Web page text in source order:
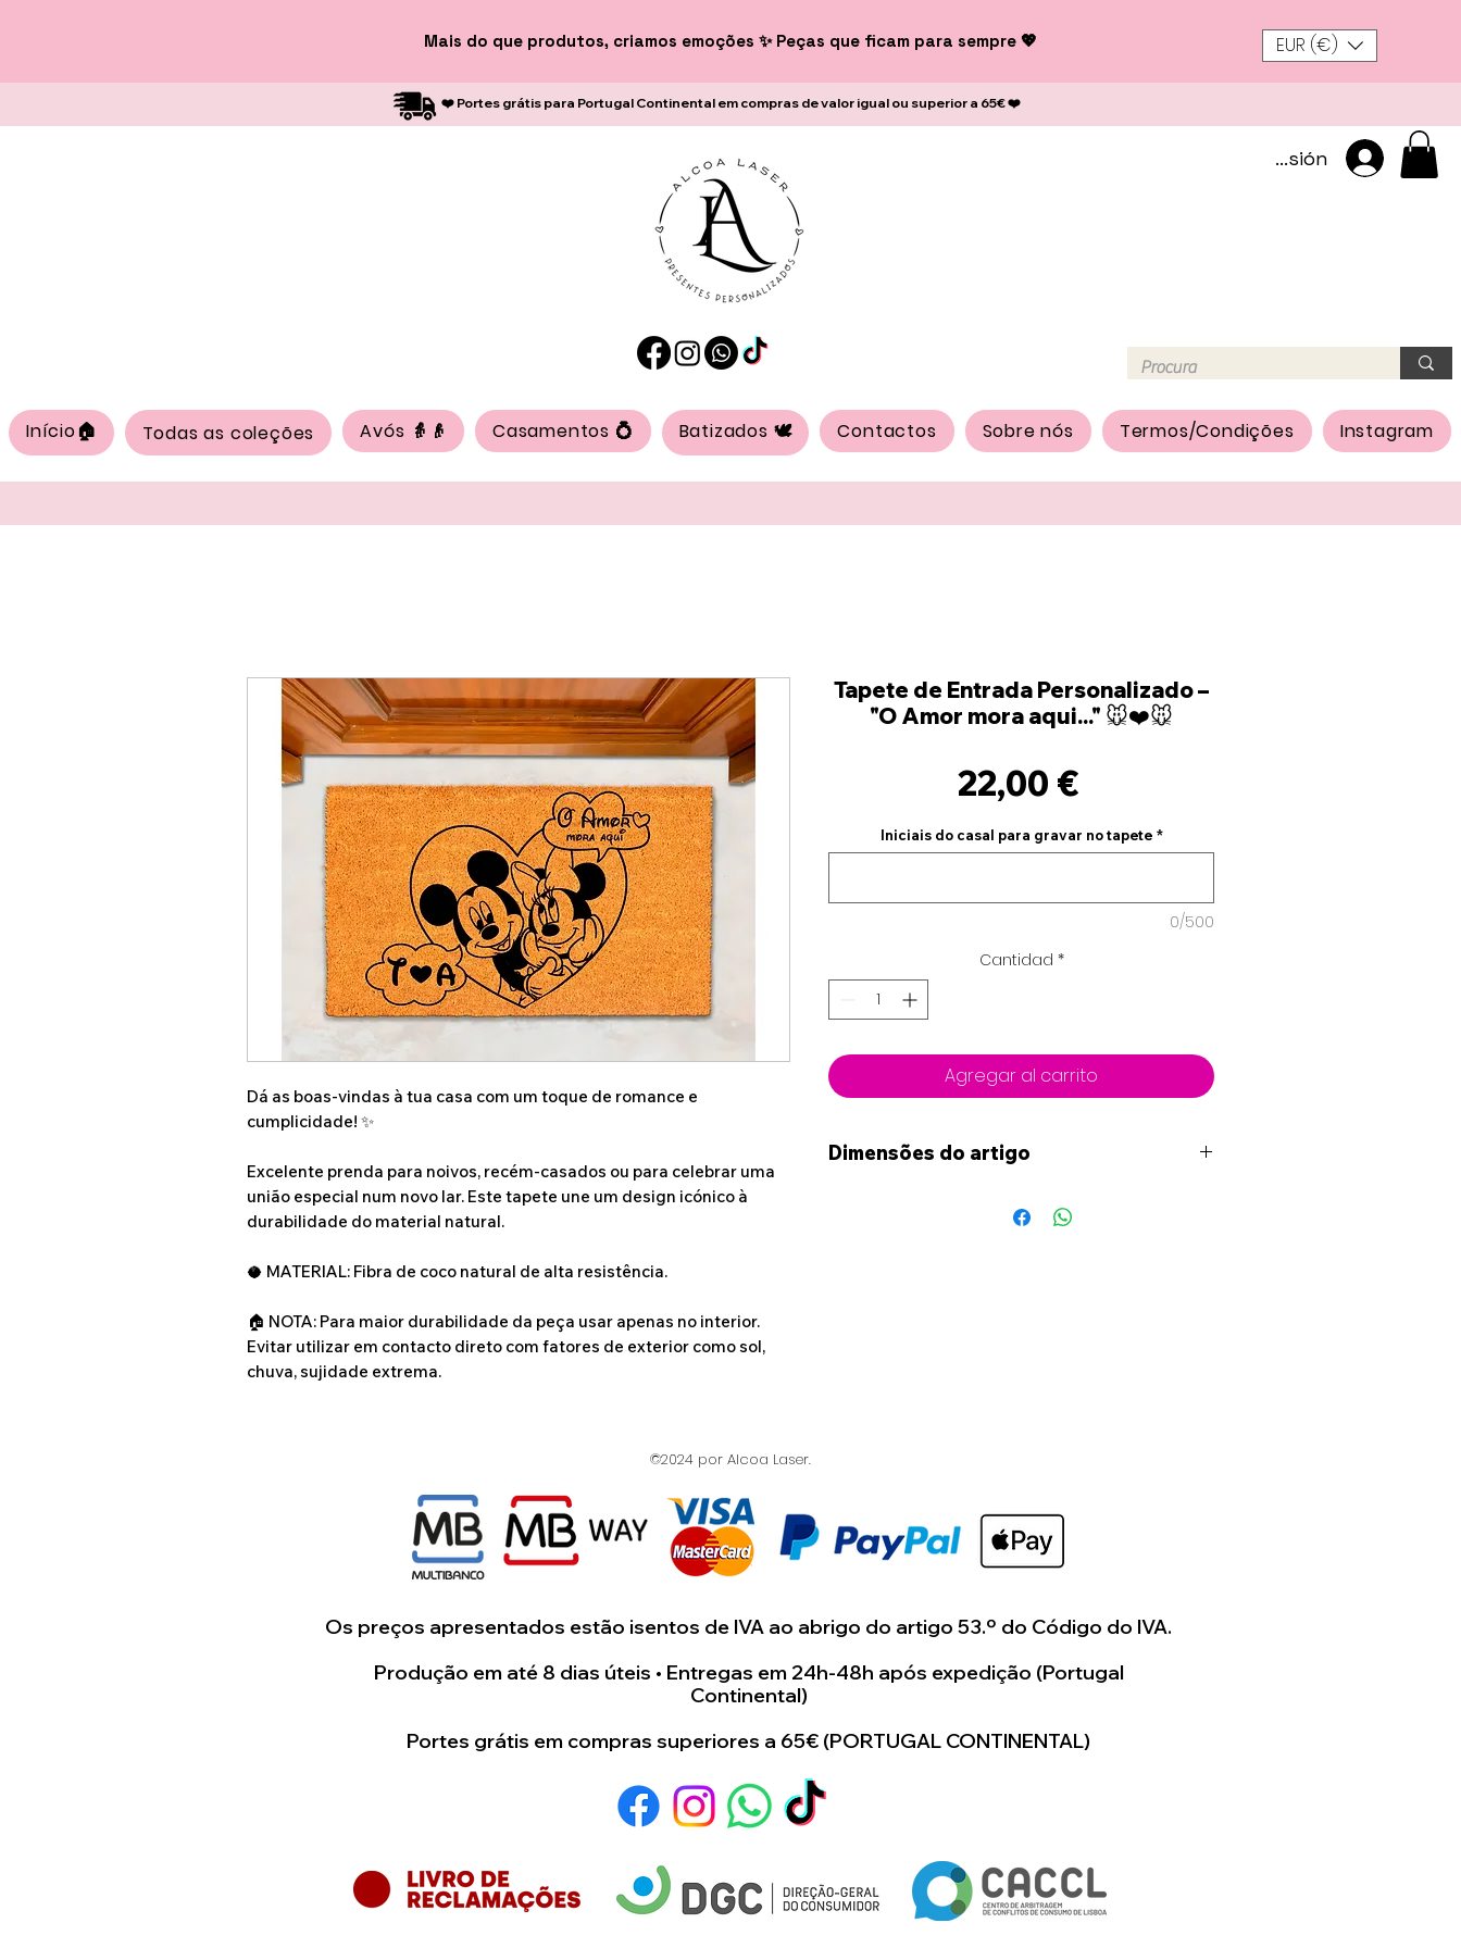
Mais do que produtos, criamos emoções ✨ Peças que ficam para sempre 💖 EUR (€)
❤️ Portes grátis para Portugal Continental em compras de valor igual ou superior a 65€ ❤️
Iniciar sesión
Início🏠 Todas as coleções Avós 👵👴 Casamentos 💍 Batizados 🕊️ Contactos Sobre nós Termos/Condições Instagram
Dá as boas-vindas à tua casa com um toque de romance e
cumplicidade! ✨
Excelente prenda para noivos, recém-casados ou para celebrar uma
união especial num novo lar. Este tapete une um design icónico à
durabilidade do material natural.
🥥 MATERIAL: Fibra de coco natural de alta resistência.
🏠 NOTA: Para maior durabilidade da peça usar apenas no interior.
Evitar utilizar em contacto direto com fatores de exterior como sol,
chuva, sujidade extrema.
Tapete de Entrada Personalizado –
"O Amor mora aqui..." 🐭❤️🐭
22,00 €
Iniciais do casal para gravar no tapete *
0/500
Cantidad *
Agregar al carrito
Dimensões do artigo
©2024 por Alcoa Laser.
Os preços apresentados estão isentos de IVA ao abrigo do artigo 53.º do Código do IVA.
Produção em até 8 dias úteis • Entregas em 24h-48h após expedição (Portugal
Continental)
Portes grátis em compras superiores a 65€ (PORTUGAL CONTINENTAL)